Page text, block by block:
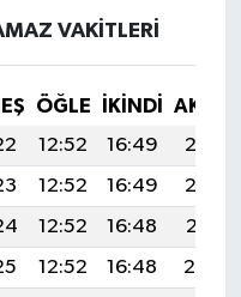
VAKITLERI
ÖĞLE İKINDI
12:52 16:49
20:13
12:52 16:49
20:12
12:52 16:48
20:11
12:52 16:48
20:10